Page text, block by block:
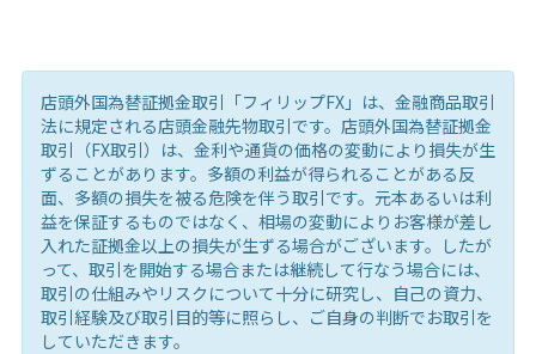
店頭外国為替証拠金取引「フィリップFX」は、金融商品取引
法に規定される店頭金融先物取引です。店頭外国為替証拠金
取引（FX取引）は、金利や通貨の価格の変動により損失が生
ずることがあります。多額の利益が得られることがある反
面、多額の損失を被る危険を伴う取引です。元本あるいは利
益を保証するものではなく、相場の変動によりお客様が差し
入れた証拠金以上の損失が生ずる場合がございます。したが
って、取引を開始する場合または継続して行なう場合には、
取引の仕組みやリスクについて十分に研究し、自己の資力、
取引経験及び取引目的等に照らし、ご自身の判断でお取引を
していただきます。